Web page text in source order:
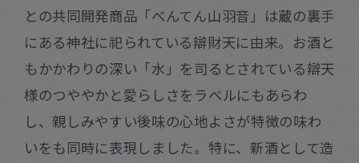
との共同開発商品「べんてん山羽音」は蔵の裏手
にある神社に祀られている辯財天に由来。お酒と
もかかわりの深い「水」を司るとされている辯天
様のつややかと愛らしさをラベルにもあらわ
し、親しみやすい後味の心地よさが特徴の味わ
いをも同時に表現しました。特に、新酒として造